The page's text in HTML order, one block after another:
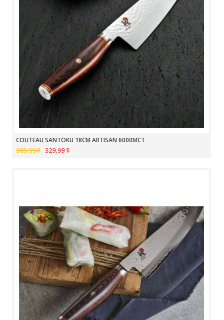
COUTEAU SANTOKU 18CM ARTISAN 6000MCT
389,99 $ 329,99 $